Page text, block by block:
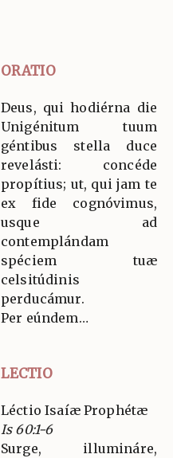
ORATIO
Deus, qui hodiérna die
Unigénitum tuum
géntibus stella duce
revelásti: concéde
propítius; ut, qui jam te
ex fide cognóvimus,
usque ad
contemplándam
spéciem tuæ
celsitúdinis
perducámur.
Per eúndem…
LECTIO
Léctio Isaíæ Prophétæ
Is 60:1-6
Surge, illumináre,